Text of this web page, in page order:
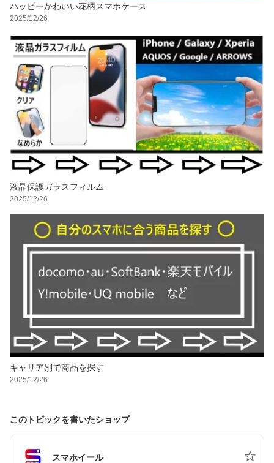
ハッピーかわいい花柄スマホケース
2025/12/26
液晶保護ガラスフィルム
2025/12/26
キャリア別で商品を探す
2025/12/26
このトピックを書いたショップ
スマホイール